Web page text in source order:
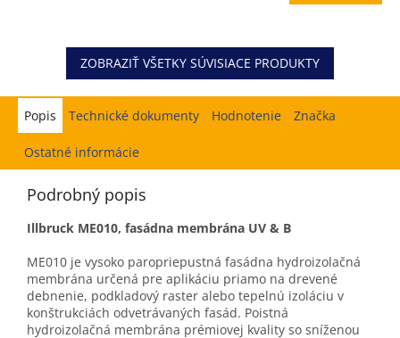
ZOBRAZIŤ VŠETKY SÚVISIACE PRODUKTY
Popis Hodnotenie Značka
Ostatné informácie
Podrobný popis
Illbruck ME010, fasádna membrána UV & B
ME010 je vysoko paropriepustná fasádna hydroizolačná
membrána určená pre aplikáciu priamo na drevené
debnenie, podkladový raster alebo tepelnú izoláciu v
konštrukciách odvetrávaných fasád. Poistná
hydroizolačná membrána prémiovej kvality so sníženou